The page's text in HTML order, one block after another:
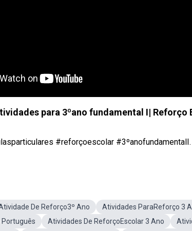
para 3ºano fundamental I| Reforço
#reforçoescolar #3ºanofundamentalI.
De Reforço3º Ano
Atividades ParaReforço 3
Atividades De ReforçoEscolar 3 Ano